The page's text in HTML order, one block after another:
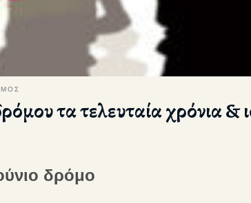
τα τελευταία χρόνια &
δρόμο